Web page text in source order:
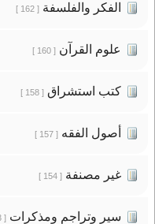
الفكر والفلسفة[ 162 ]
علوم القرآن[ 160 ]
كتب استشراق[ 158 ]
أصول الفقه[ 157 ]
غير مصنفة[ 154 ]
سير وتراجم ومذكرات[ 153 ]